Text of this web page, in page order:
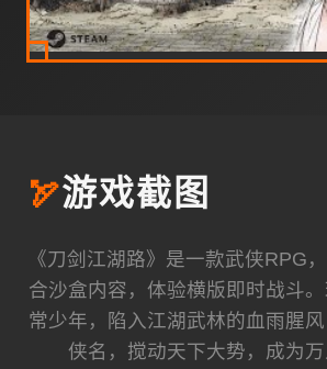
🏹游戏截图
《刀剑江湖路》是一款武侠RPG
合沙盒内容，体验横版即时战斗
常少年，陷入江湖武林的血雨腥
侠名，搅动天下大势，成为